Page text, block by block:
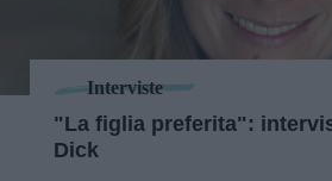
Interviste
"La figlia preferita":
Dick